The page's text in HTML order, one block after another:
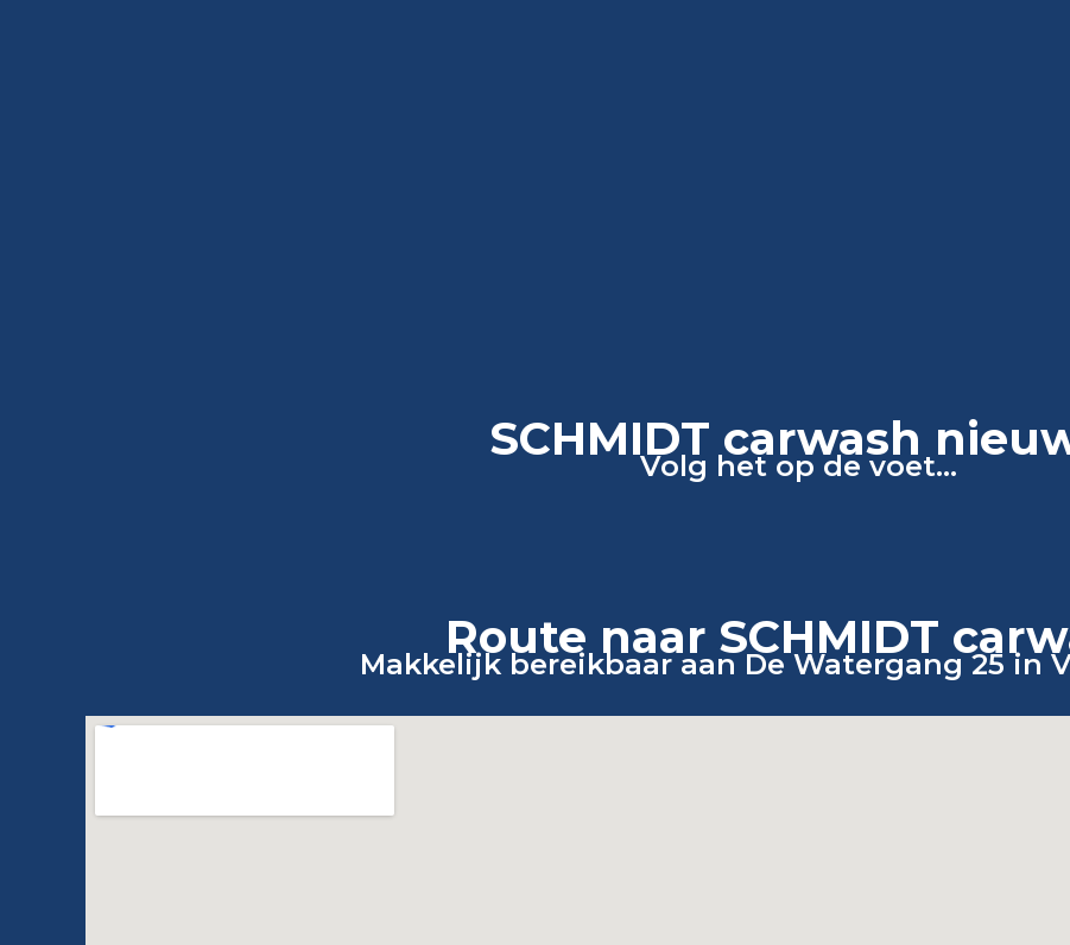
SCHMIDT carwash
Volg het op de voet...
Route naar SCHMIDT
Makkelijk bereikbaar aan De Watergang 25 in